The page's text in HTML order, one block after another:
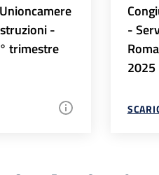
-
trimestre
-
2025